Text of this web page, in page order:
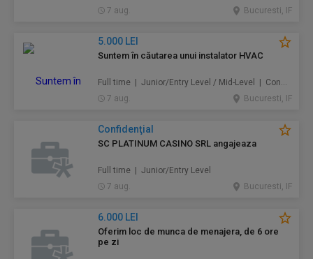
7 aug.
Bucuresti, IF
5.000 LEI
Suntem în căutarea unui instalator HVAC
Full time | Junior/Entry Level / Mid-Level | Construcţii / Amenajări
7 aug.
Bucuresti, IF
Confidenţial
SC PLATINUM CASINO SRL angajeaza
Full time | Junior/Entry Level
7 aug.
Bucuresti, IF
6.000 LEI
Oferim loc de munca de menajera, de 6 ore
pe zi